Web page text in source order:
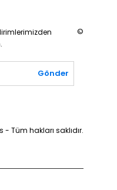
Gönder
©
- Tüm hakları saklıdır.